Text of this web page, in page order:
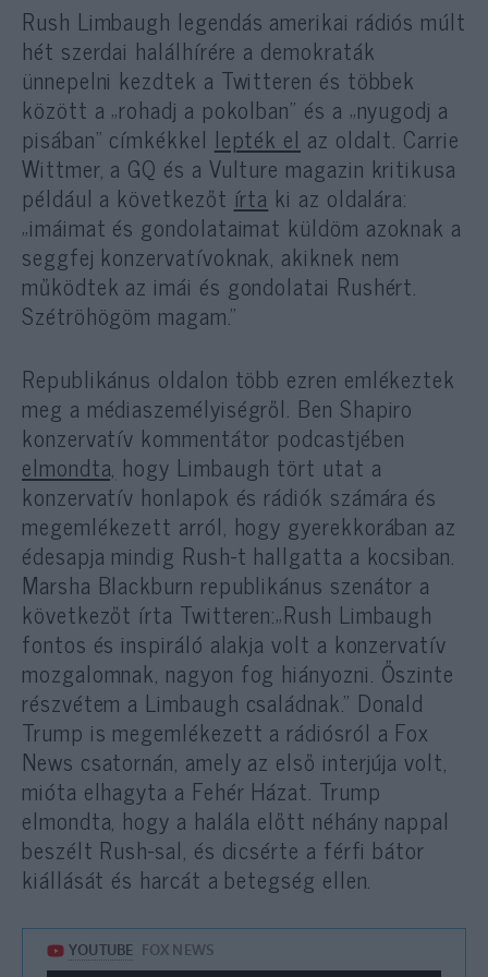
Rush Limbaugh legendás amerikai rádiós múlt
hét szerdai halálhírére a demokraták
ünnepelni kezdtek a Twitteren és többek
között a „rohadj a pokolban” és a „nyugodj a
pisában” címkékkel lepték el az oldalt. Carrie
Wittmer, a GQ és a Vulture magazin kritikusa
például a következőt írta ki az oldalára:
„imáimat és gondolataimat küldöm azoknak a
seggfej konzervatívoknak, akiknek nem
működtek az imái és gondolatai Rushért.
Szétröhögöm magam.”
Republikánus oldalon több ezren emlékeztek
meg a médiaszemélyiségről. Ben Shapiro
konzervatív kommentátor podcastjében
elmondta, hogy Limbaugh tört utat a
konzervatív honlapok és rádiók számára és
megemlékezett arról, hogy gyerekkorában az
édesapja mindig Rush-t hallgatta a kocsiban.
Marsha Blackburn republikánus szenátor a
következőt írta Twitteren:„Rush Limbaugh
fontos és inspiráló alakja volt a konzervatív
mozgalomnak, nagyon fog hiányozni. Őszinte
részvétem a Limbaugh családnak.” Donald
Trump is megemlékezett a rádiósról a Fox
News csatornán, amely az első interjúja volt,
mióta elhagyta a Fehér Házat. Trump
elmondta, hogy a halála előtt néhány nappal
beszélt Rush-sal, és dicsérte a férfi bátor
kiállását és harcát a betegség ellen.